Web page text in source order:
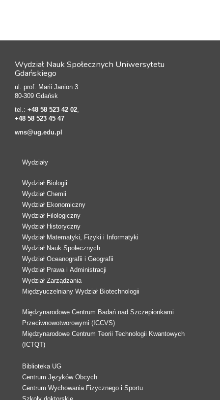
Wydział Nauk Społecznych Uniwersytetu
Gdańskiego
ul. prof. Marii Janion 3
80-309 Gdańsk
tel.: +48 58 523 42 02
+48 58 523 45 47
wns@ug.edu.pl
Wydziały
Wydział Biologii
Wydział Chemii
Wydział Ekonomiczny
Wydział Filologiczny
Wydział Historyczny
Wydział Matematyki, Fizyki i Informatyki
Wydział Nauk Społecznych
Wydział Oceanografii i Geografii
Wydział Prawa i Administracji
Wydział Zarządzania
Międzyuczelniany Wydział Biotechnologii
Międzynarodowe Centrum Badań nad Szczepionkami
Przeciwnowotworowymi (ICCVS)
Międzynarodowe Centrum Teorii Technologii Kwantowych
(ICTQT)
Biblioteka UG
Centrum Języków Obcych
Centrum Wychowania Fizycznego i Sportu
Szkoły doktorskie